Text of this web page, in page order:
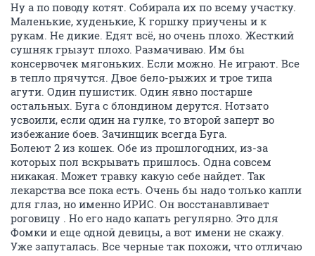
Ну а по поводу котят. Собирала их по всему участку.
Маленькие, худенькие, К горшку приучены и к
рукам. Не дикие. Едят всё, но очень плохо. Жесткий
сушняк грызут плохо. Размачиваю. Им бы
консервочек мягоньких. Если можно. Не играют. Все
в тепло прячутся. Двое бело-рыжих и трое типа
агути. Один пушистик. Один явно постарше
остальных. Буга с блондином дерутся. Нотзато
усвоили, если один на гулке, то второй заперт во
избежание боев. Зачинщик всегда Буга.
Болеют 2 из кошек. Обе из прошлогодних, из-за
которых пол вскрывать пришлось. Одна совсем
никакая. Может травку какую себе найдет. Так
лекарства все пока есть. Очень бы надо только капли
для глаз, но именно ИРИС. Он восстанавливает
роговицу . Но его надо капать регулярно. Это для
Фомки и еще одной девицы, а вот имени не скажу.
Уже запуталась. Все черные так похожи, что отличаю